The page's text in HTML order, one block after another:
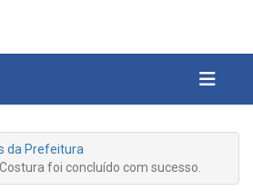
da Prefeitura
foi concluído com sucesso.